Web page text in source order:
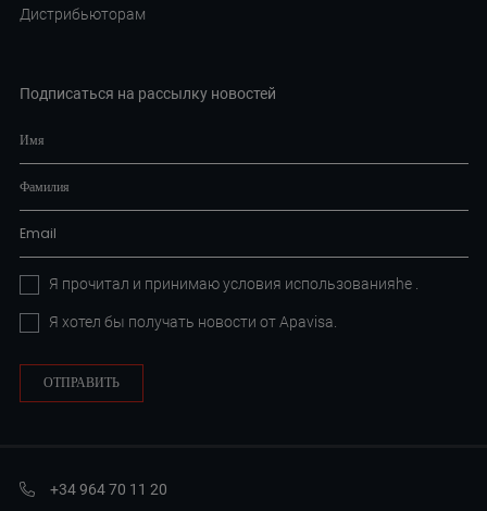
Дистрибьюторам
Подписаться на рассылку новостей
Я прочитал и принимаю условия использованияhe
Я хотел бы получать новости от Apavisa.
+34 964 70 11 20